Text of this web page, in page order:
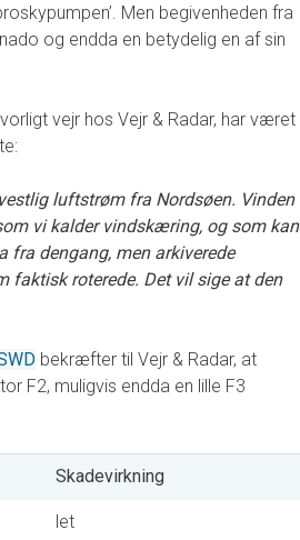
Men begivenheden fra
og endda en betydelig en af sin
vejr hos Vejr & Radar, har været
luftstrøm fra Nordsøen. Vinden
vi kalder vindskæring, og som kan
fra dengang, men arkiverede
faktisk roterede. Det vil sige at den
bekræfter til Vejr & Radar, at
F2, muligvis endda en lille F3
Skadevirkning
let